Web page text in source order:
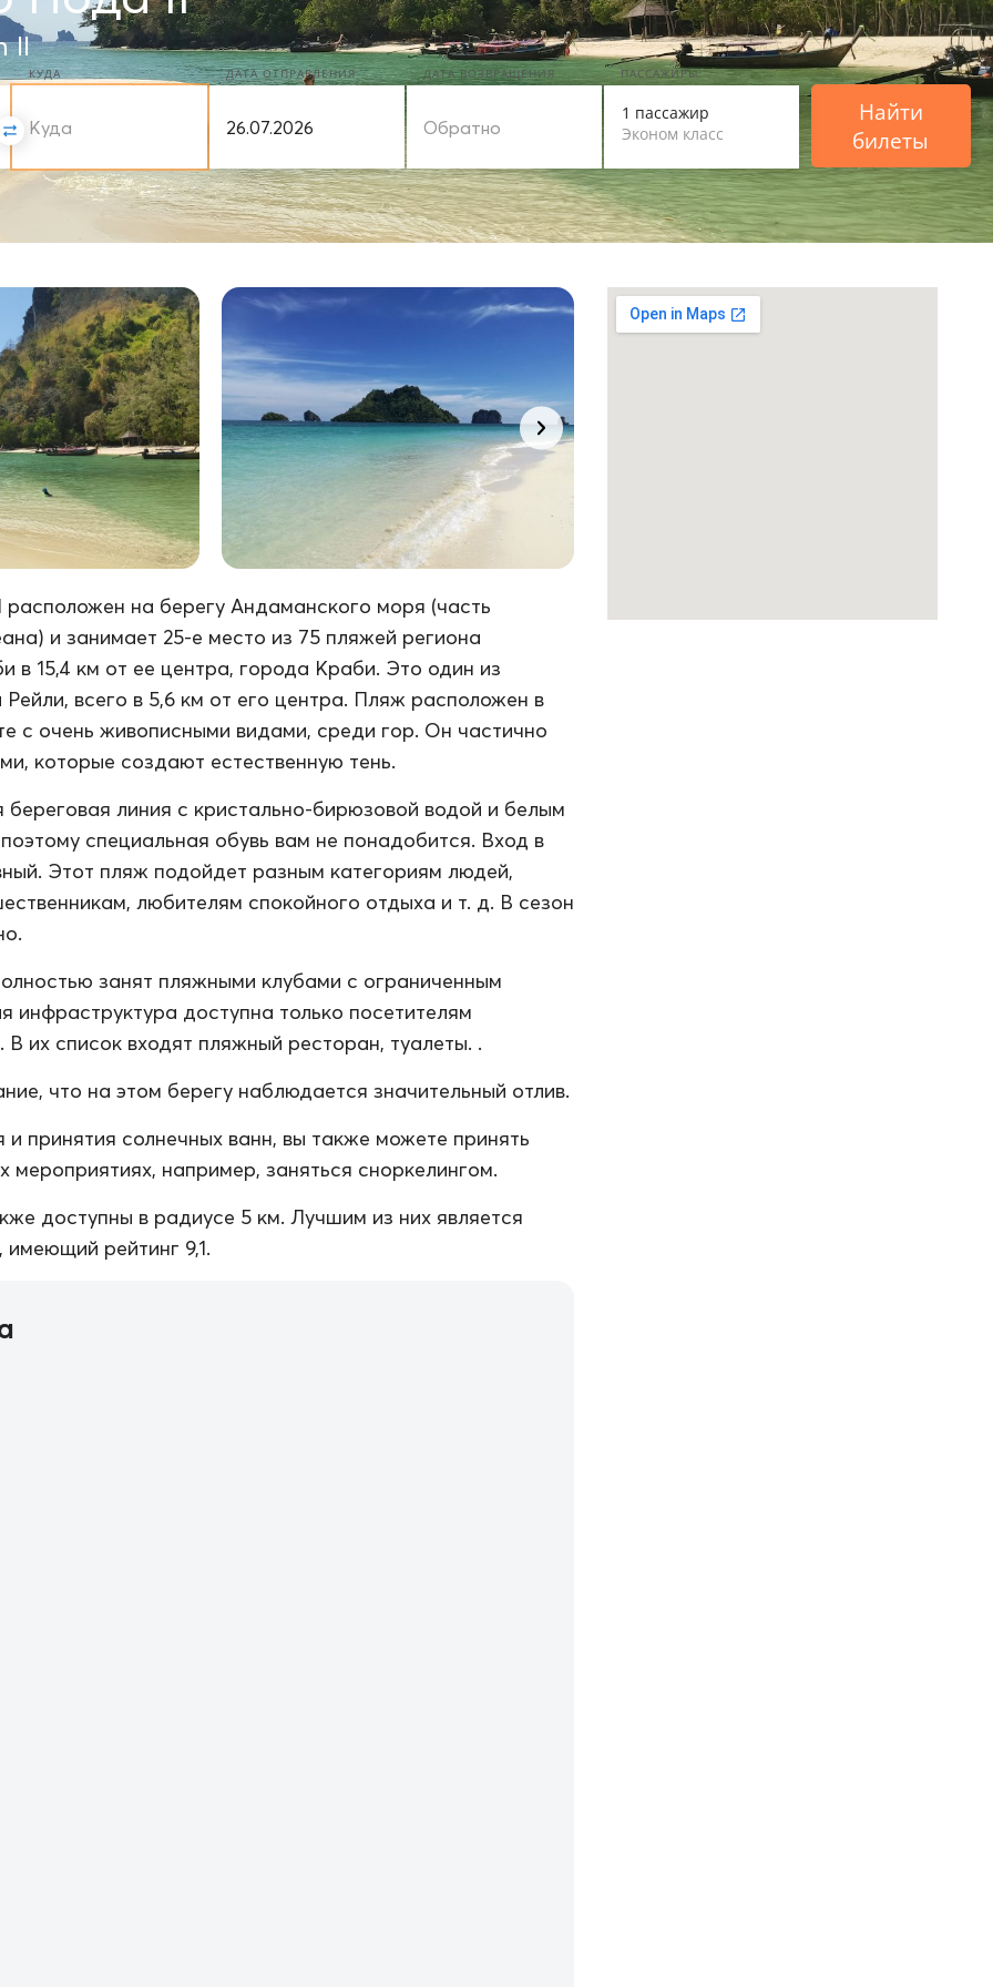
II
КУДА ДАТА ОТПРАВЛЕНИЯ ДАТА ВОЗВРАЩЕНИЯ ПАССАЖИРЫ
1 пассажир
Эконом класс
Найти
билеты
на берегу Андаманского моря (часть
и занимает 25-е место из 75 пляжей региона
в 15,4 км от ее центра, города Краби. Это один из
всего в 5,6 км от его центра. Пляж расположен в
с очень живописными видами, среди гор. Он частично
которые создают естественную тень.
линия с кристально-бирюзовой водой и белым
специальная обувь вам не понадобится. Вход в
Этот пляж подойдет разным категориям людей,
любителям спокойного отдыха и т. д. В сезон
занят пляжными клубами с ограниченным
инфраструктура доступна только посетителям
В их список входят пляжный ресторан, туалеты. .
что на этом берегу наблюдается значительный отлив.
принятия солнечных ванн, вы также можете принять
мероприятиях, например, заняться сноркелингом.
доступны в радиусе 5 км. Лучшим из них является
рейтинг 9,1.